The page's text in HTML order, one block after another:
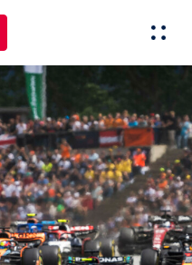
Erlebnisse Seiten
Alle anzeigen